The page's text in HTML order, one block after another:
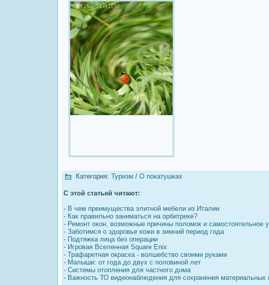
Категория: Туризм / О покатушках
С этой статьей читают:
- В чем преимущества элитной мебели из Италии
- Как правильно заниматься на орбитреке?
- Ремонт окон, возможные причины поломок и самостоятельное
- Заботимся о здоровье кожи в зимний период года
- Подтяжка лица без операции
- Игровая Вселенная Square Enix
- Трафаретная окраска - волшебство своими руками
- Малыши: от года до двух с половиной лет
- Системы отопления для частного дома
- Важность ТО видеонаблюдения для сохранения материальных